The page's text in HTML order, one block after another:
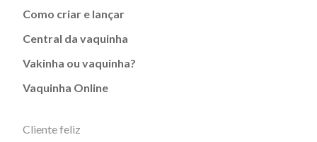
Como criar e lançar
Central da vaquinha
Vakinha ou vaquinha?
Vaquinha Online
Cliente feliz